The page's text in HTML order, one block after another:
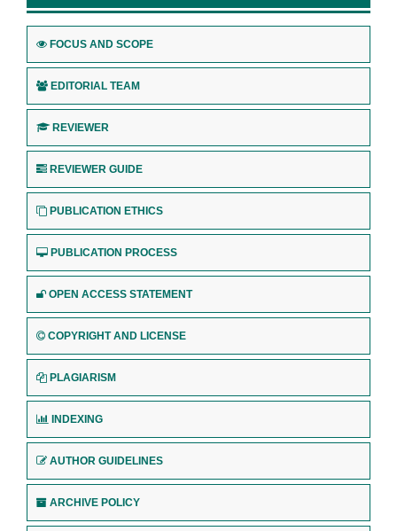
FOCUS AND SCOPE
EDITORIAL TEAM
REVIEWER
REVIEWER GUIDE
PUBLICATION ETHICS
PUBLICATION PROCESS
OPEN ACCESS STATEMENT
COPYRIGHT AND LICENSE
PLAGIARISM
INDEXING
AUTHOR GUIDELINES
ARCHIVE POLICY